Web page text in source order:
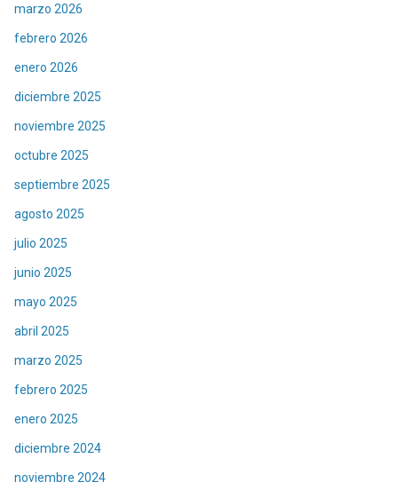
marzo 2026
febrero 2026
enero 2026
diciembre 2025
noviembre 2025
octubre 2025
septiembre 2025
agosto 2025
julio 2025
junio 2025
mayo 2025
abril 2025
marzo 2025
febrero 2025
enero 2025
diciembre 2024
noviembre 2024